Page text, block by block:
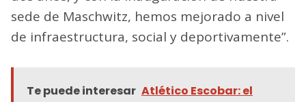
sede de Maschwitz, hemos mejorado a nivel
de infraestructura, social y deportivamente”.
Te puede interesar Atlético Escobar: el